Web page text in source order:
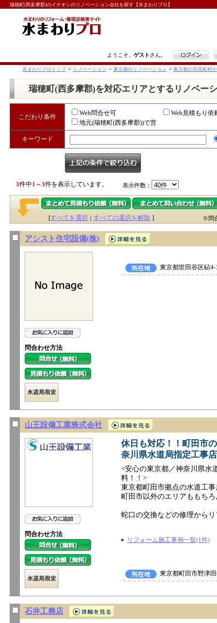
瑞穂町(西多摩郡)のイチオシのリノベーション会社を探す【水まわりプロ】
ようこそ、 ゲスト さん。 ログイン
水まわりプロトップ > リノベーション > 東京都のリノベーション > 東京都の市区町村
瑞穂町(西多摩郡)を対応エリアとするリノベー
こだわり条件
Web問合せ可
Web見積もり依
地元(瑞穂町(西多摩郡))で営
業
キーワード
3件中1 ～3件を表示しています。 表示件数：
[すべてを選択 | すべての選択を解除 ] ※問
アシスト住宅設備(株)
問合わせ方法
東京都世田谷区砧
山王設備工業株式会社
問合わせ方法
休日も対応！！町田市
奈川県水道局指定工事
<安心の東京都／神奈川県水
料！！>
東京都町田市拠点の水道工
町田市以外のエリアももち
蛇口の交換などの修理から
リフォーム施工事例一覧(1件)
東京都町田市野津
石井工務店